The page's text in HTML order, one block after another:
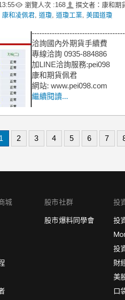
瀏覽人次 :168
撰文者：康和期
康和凌佩君 道瓊 道瓊工業 美國道瓊
洽詢國內外期貨手續費
專線洽詢 0935-884886
加LINE洽詢服務:pei098
康和期貨佩君
網站: www.pei098.com
繼續閱讀...
1 2 3 4 5 6 7
城 股市社群
股市爆料同學會
投
投
投
財
美
口